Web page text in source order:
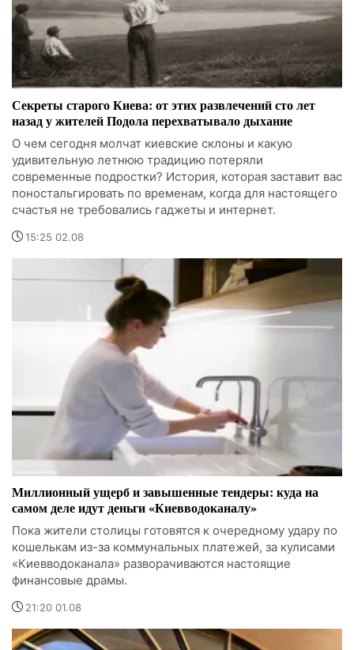
Секреты старого Киева: от этих развлечений сто лет
назад у жителей Подола перехватывало дыхание
О чем сегодня молчат киевские склоны и какую
удивительную летнюю традицию потеряли
современные подростки? История, которая заставит вас
поностальгировать по временам, когда для настоящего
счастья не требовались гаджеты и интернет.
15:25 02.08
Миллионный ущерб и завышенные тендеры: куда на
самом деле идут деньги «Киевводоканалу»
Пока жители столицы готовятся к очередному удару по
кошелькам из-за коммунальных платежей, за кулисами
«Киевводоканала» разворачиваются настоящие
финансовые драмы.
21:20 01.08